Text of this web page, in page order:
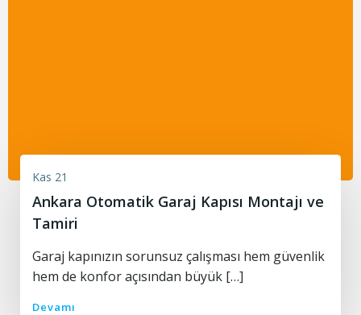
Kas 21
Ankara Otomatik Garaj Kapısı Montajı ve
Tamiri
Garaj kapınızın sorunsuz çalışması hem güvenlik
hem de konfor açısından büyük […]
Devamı